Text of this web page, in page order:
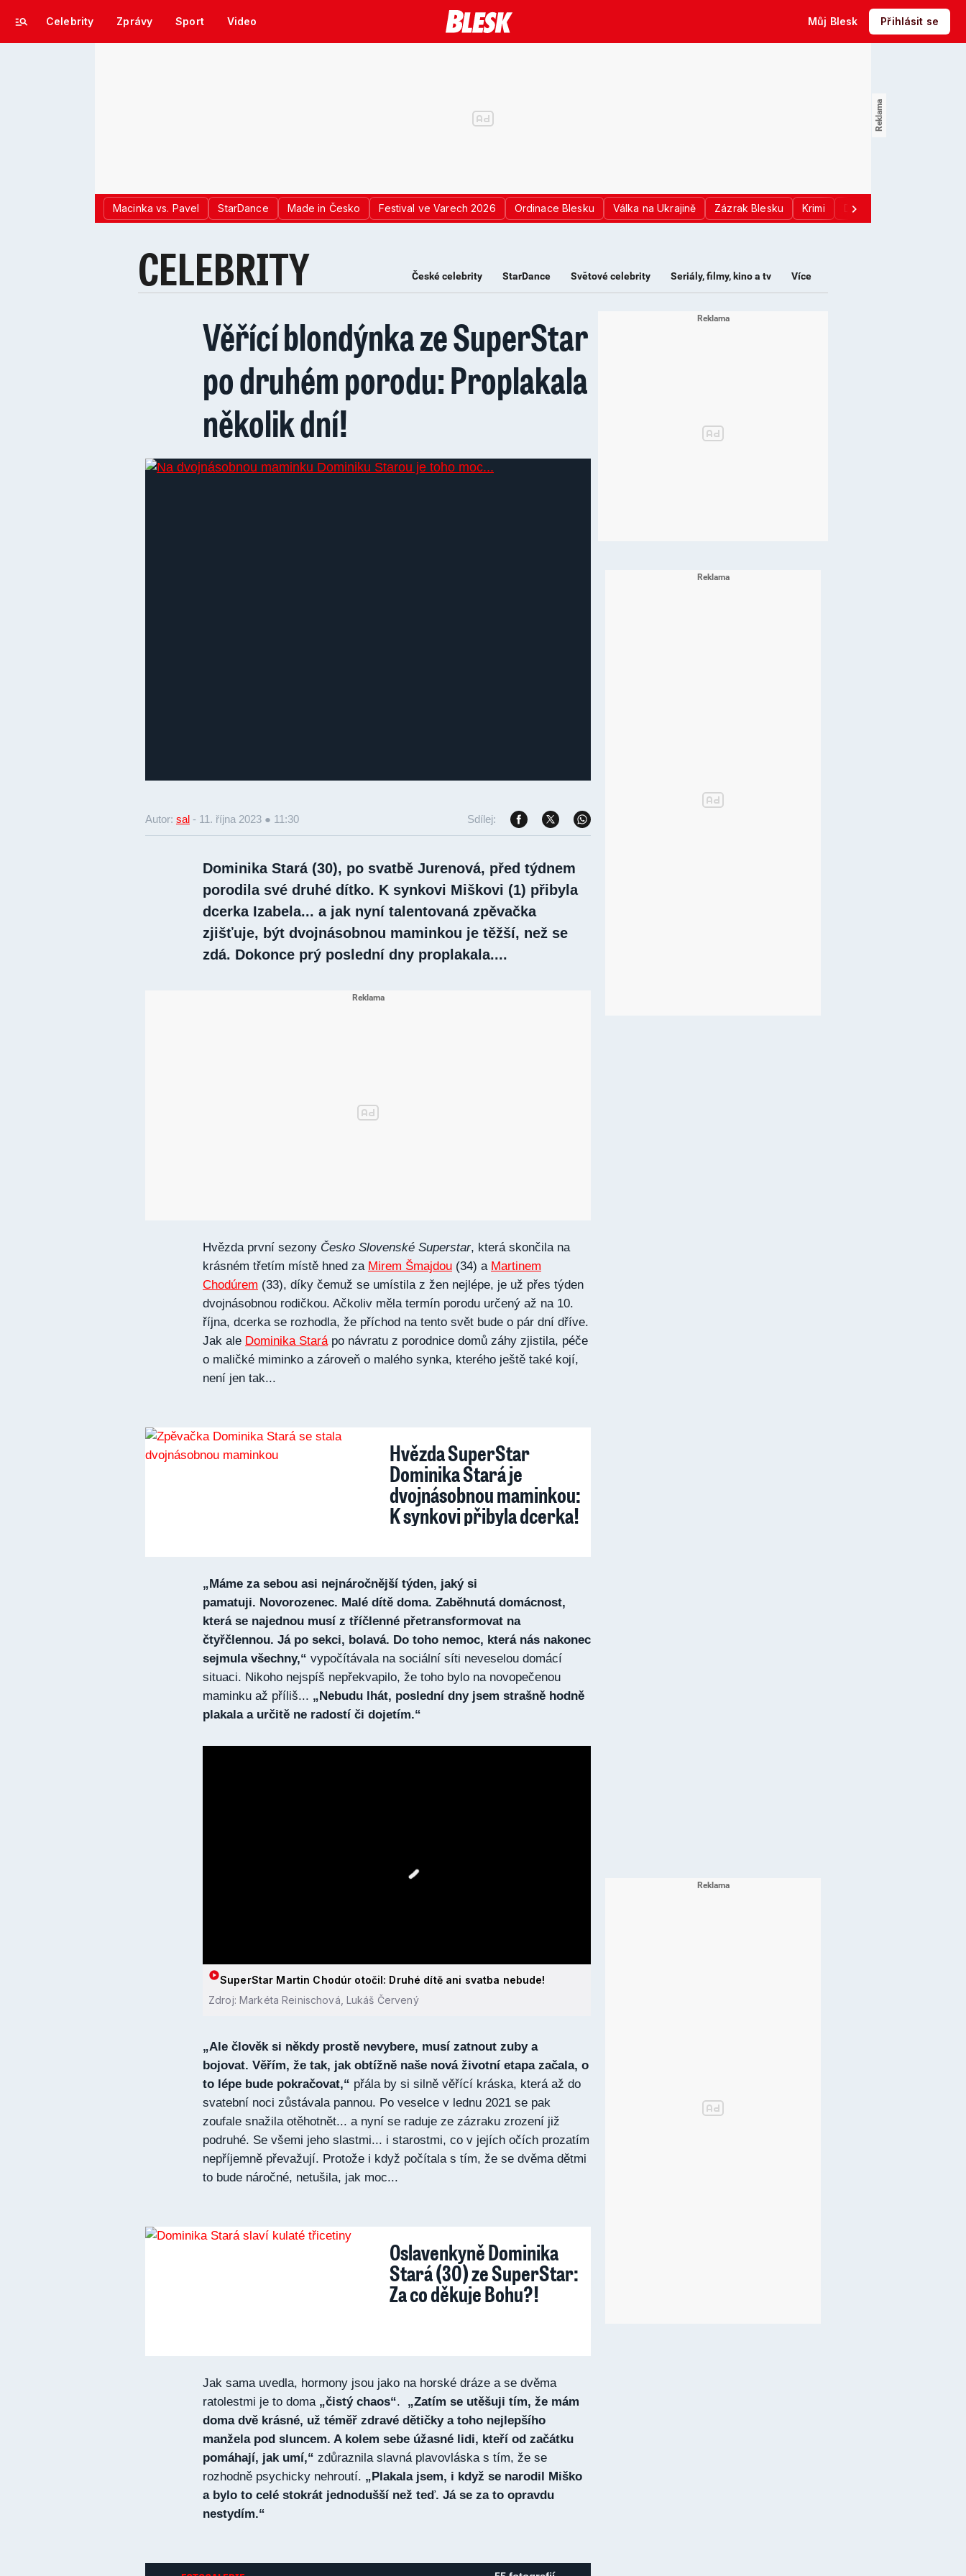
Celebrity Zprávy Sport Video Můj Blesk Přihlásit se
Macinka vs. Pavel StarDance Made in Česko Festival ve Varech 2026 Ordinace Blesku Válka na Ukrajině Zázrak Blesku Krimi Donald Trump
CELEBRITY České celebrity StarDance Světové celebrity Seriály, filmy, kino a tv Více
Věřící blondýnka ze SuperStar
po druhém porodu: Proplakala
několik dní!
Autor: sal - 11. října 2023 ● 11:30 Sdílej:
Dominika Stará (30), po svatbě Jurenová, před týdnem
porodila své druhé dítko. K synkovi Miškovi (1) přibyla
dcerka Izabela... a jak nyní talentovaná zpěvačka
zjišťuje, být dvojnásobnou maminkou je těžší, než se
zdá. Dokonce prý poslední dny proplakala....
Hvězda první sezony Česko Slovenské Superstar, která skončila na
krásném třetím místě hned za Mirem Šmajdou (34) a Martinem
Chodúrem (33), díky čemuž se umístila z žen nejlépe, je už přes týden
dvojnásobnou rodičkou. Ačkoliv měla termín porodu určený až na 10.
října, dcerka se rozhodla, že příchod na tento svět bude o pár dní dříve.
Jak ale Dominika Starápo návratu z porodnice domů záhy zjistila, péče
o maličké miminko a zároveň o malého synka, kterého ještě také kojí,
není jen tak...
Hvězda SuperStar
Dominika Stará je
dvojnásobnou maminkou:
K synkovi přibyla dcerka!
„Máme za sebou asi nejnáročnější týden, jaký si
pamatuji. Novorozenec. Malé dítě doma. Zaběhnutá domácnost,
která se najednou musí z tříčlenné přetransformovat na
čtyřčlennou. Já po sekci, bolavá. Do toho nemoc, která nás nakonec
sejmula všechny,“ vypočítávala na sociální síti neveselou domácí
situaci. Nikoho nejspíš nepřekvapilo, že toho bylo na novopečenou
maminku až příliš... „Nebudu lhát, poslední dny jsem strašně hodně
plakala a určitě ne radostí či dojetím.“
SuperStar Martin Chodúr otočil: Druhé dítě ani svatba nebude!
Zdroj: Markéta Reinischová, Lukáš Červený
„Ale člověk si někdy prostě nevybere, musí zatnout zuby a
bojovat. Věřím, že tak, jak obtížně naše nová životní etapa začala, o
to lépe bude pokračovat,“ přála by si silně věřící kráska, která až do
svatební noci zůstávala pannou. Po veselce v lednu 2021 se pak
zoufale snažila otěhotnět... a nyní se raduje ze zázraku zrození již
podruhé. Se všemi jeho slastmi... i starostmi, co v jejích očích prozatím
nepříjemně převažují. Protože i když počítala s tím, že se dvěma dětmi
to bude náročné, netušila, jak moc...
Oslavenkyně Dominika
Stará (30) ze SuperStar:
Za co děkuje Bohu?!
Jak sama uvedla, hormony jsou jako na horské dráze a se dvěma
ratolestmi je to doma „čistý chaos“. „Zatím se utěšuji tím, že mám
doma dvě krásné, už téměř zdravé dětičky a toho nejlepšího
manžela pod sluncem. A kolem sebe úžasné lidi, kteří od začátku
pomáhají, jak umí,“ zdůraznila slavná plavovláska s tím, že se
rozhodně psychicky nehroutí. „Plakala jsem, i když se narodil Miško
a bylo to celé stokrát jednodušší než teď. Já se za to opravdu
nestydím.“